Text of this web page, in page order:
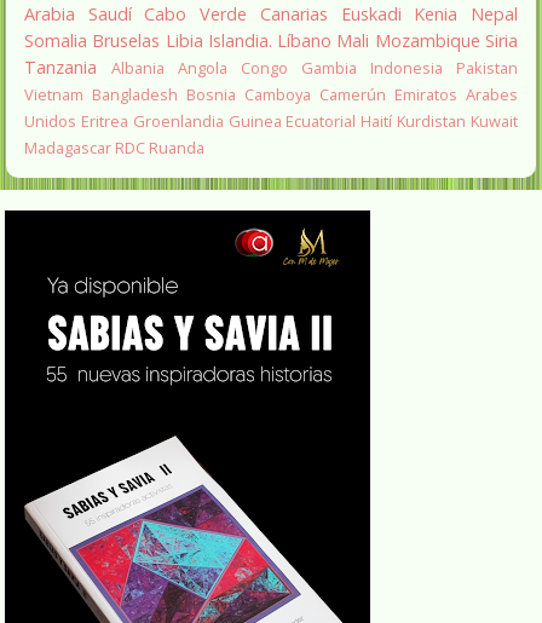
Arabia Saudí Cabo Verde Canarias Euskadi Kenia
Nepal
Somalia Bruselas Libia Islandia. Líbano Mali Mozambique Siria
Tanzania
Albania Angola Congo Gambia Indonesia
Pakistan
Vietnam Bangladesh Bosnia Camboya Camerún Emiratos Arabes
Unidos Eritrea Groenlandia Guinea Ecuatorial Haití Kurdistan Kuwait
Madagascar RDC Ruanda